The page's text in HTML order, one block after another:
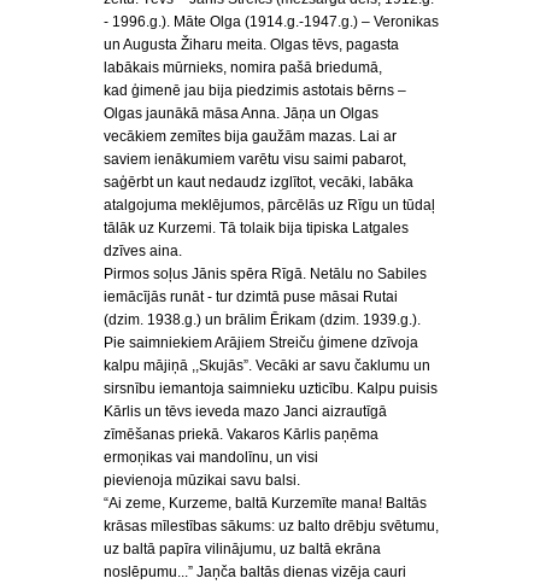
- 1996.g.). Māte Olga (1914.g.-1947.g.) – Veronikas
un Augusta Žiharu meita. Olgas tēvs, pagasta
labākais mūrnieks, nomira pašā briedumā,
kad ģimenē jau bija piedzimis astotais bērns –
Olgas jaunākā māsa Anna. Jāņa un Olgas
vecākiem zemītes bija gaužām mazas. Lai ar
saviem ienākumiem varētu visu saimi pabarot,
saģērbt un kaut nedaudz izglītot, vecāki, labāka
atalgojuma meklējumos, pārcēlās uz Rīgu un tūdaļ
tālāk uz Kurzemi. Tā tolaik bija tipiska Latgales
dzīves aina.
Pirmos soļus Jānis spēra Rīgā. Netālu no Sabiles
iemācījās runāt - tur dzimtā puse māsai Rutai
(dzim. 1938.g.) un brālim Ērikam (dzim. 1939.g.).
Pie saimniekiem Arājiem Streiču ģimene dzīvoja
kalpu mājiņā ,,Skujās”. Vecāki ar savu čaklumu un
sirsnību iemantoja saimnieku uzticību. Kalpu puisis
Kārlis un tēvs ieveda mazo Janci aizrautīgā
zīmēšanas priekā. Vakaros Kārlis paņēma
ermoņikas vai mandolīnu, un visi
pievienoja mūzikai savu balsi.
“Ai zeme, Kurzeme, baltā Kurzemīte mana! Baltās
krāsas mīlestības sākums: uz balto drēbju svētumu,
uz baltā papīra vilinājumu, uz baltā ekrāna
noslēpumu...” Jaņča baltās dienas vizēja cauri